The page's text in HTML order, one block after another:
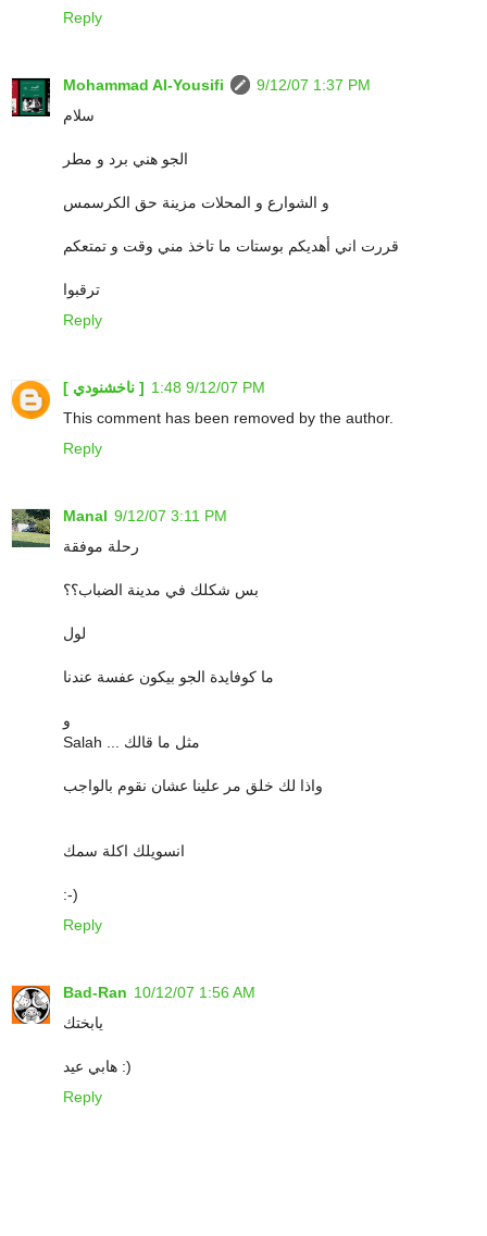
Reply
Mohammad Al-Yousifi
9/12/07 1:37 PM
سلام
الجو هني برد و مطر
و الشوارع و المحلات مزينة حق الكرسمس
قررت اني أهديكم بوستات ما تاخذ مني وقت و تمتعكم
ترقبوا
Reply
[ ناخشنودي ]
9/12/07 1:48 PM
This comment has been removed by the author.
Reply
Manal 9/12/07 3:11 PM
رحلة موفقة
بس شكلك في مدينة الضباب؟؟
لول
ما كوفايدة الجو بيكون عفسة عندنا
و
Salah ... مثل ما قالك
واذا لك خلق مر علينا عشان نقوم بالواجب
انسويلك اكلة سمك
:-)
Reply
Bad-Ran 10/12/07 1:56 AM
يابختك
هابي عيد :)
Reply